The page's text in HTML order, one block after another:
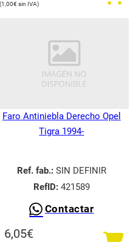
1,00€
Faro Antiniebla Derecho Opel
Tigra 1994-
Ref. fab.:SIN DEFINIR
RefID:421589
Contactar
6,05€